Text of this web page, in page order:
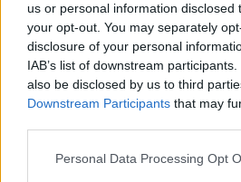
us or personal information disclosed
your opt-out. You may separately
disclosure of your personal
IAB’s list of downstream
also be disclosed by us to third
Downstream Participants that may
Personal Data Processing Opt
MELHORES DO DIA
Uma solução
julho 19, 2025